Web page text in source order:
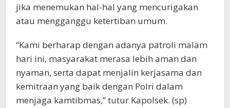
jika menemukan hal-hal yang mencurigakan
atau mengganggu ketertiban umum.
“Kami berharap dengan adanya patroli malam
hari ini, masyarakat merasa lebih aman dan
nyaman, serta dapat menjalin kerjasama dan
kemitraan yang baik dengan Polri dalam
menjaga kamtibmas,” tutur Kapolsek. (sp)